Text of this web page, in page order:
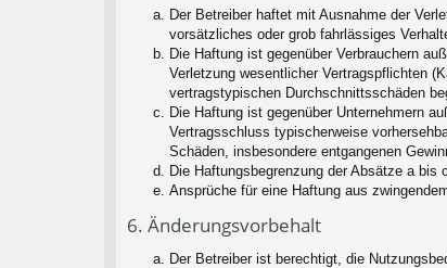
Der Betreiber haftet mit Ausnahme der
vorsätzliches oder grob fahrlässiges
Die Haftung ist gegenüber Verbrauchern
Verletzung wesentlicher Vertragspflichten
vertragstypischen Durchschnittsschäden
Die Haftung ist gegenüber Unternehmern
Vertragsschluss typischerweise
Schäden, insbesondere entgangenen
Die Haftungsbegrenzung der Absätze a bis
Ansprüche für eine Haftung aus
6. Änderungsvorbehalt
Der Betreiber ist berechtigt, die